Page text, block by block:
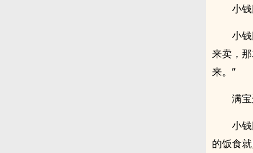
小
小
来卖，
来。”
满
小
的饭食